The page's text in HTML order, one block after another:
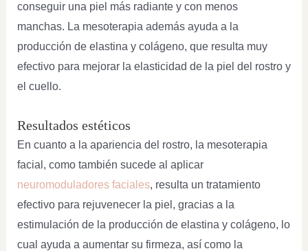
conseguir una piel más radiante y con menos
manchas. La mesoterapia además ayuda a la
producción de elastina y colágeno, que resulta muy
efectivo para mejorar la elasticidad de la piel del rostro y
el cuello.
Resultados estéticos
En cuanto a la apariencia del rostro, la mesoterapia
facial, como también sucede al aplicar
neuromoduladores faciales, resulta un tratamiento
efectivo para rejuvenecer la piel, gracias a la
estimulación de la producción de elastina y colágeno, lo
cual ayuda a aumentar su firmeza, así como la